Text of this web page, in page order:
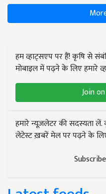
हम व्हाट्सएप पर हैं! कृषि से
मोबाइल में पढ़ने के लिए हमारे
Join
हमारे न्यूज़लेटर की सदस्यता
लेटेस्ट ख़बरें मेल पर पढ़ने के